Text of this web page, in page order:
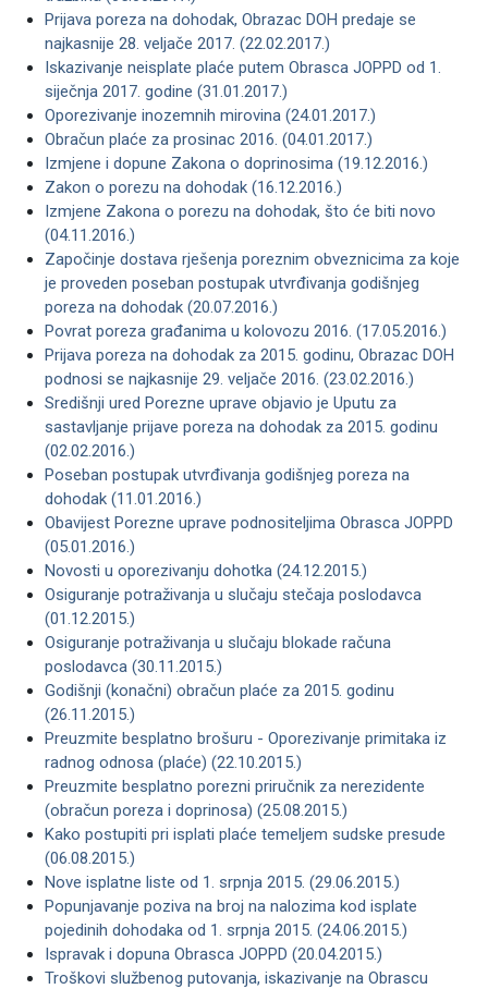
Prijava poreza na dohodak, Obrazac DOH predaje se
najkasnije 28. veljače 2017. (22.02.2017.)
Iskazivanje neisplate plaće putem Obrasca JOPPD od 1.
siječnja 2017. godine (31.01.2017.)
Oporezivanje inozemnih mirovina (24.01.2017.)
Obračun plaće za prosinac 2016. (04.01.2017.)
Izmjene i dopune Zakona o doprinosima (19.12.2016.)
Zakon o porezu na dohodak (16.12.2016.)
Izmjene Zakona o porezu na dohodak, što će biti novo
(04.11.2016.)
Započinje dostava rješenja poreznim obveznicima za koje
je proveden poseban postupak utvrđivanja godišnjeg
poreza na dohodak (20.07.2016.)
Povrat poreza građanima u kolovozu 2016. (17.05.2016.)
Prijava poreza na dohodak za 2015. godinu, Obrazac DOH
podnosi se najkasnije 29. veljače 2016. (23.02.2016.)
Središnji ured Porezne uprave objavio je Uputu za
sastavljanje prijave poreza na dohodak za 2015. godinu
(02.02.2016.)
Poseban postupak utvrđivanja godišnjeg poreza na
dohodak (11.01.2016.)
Obavijest Porezne uprave podnositeljima Obrasca JOPPD
(05.01.2016.)
Novosti u oporezivanju dohotka (24.12.2015.)
Osiguranje potraživanja u slučaju stečaja poslodavca
(01.12.2015.)
Osiguranje potraživanja u slučaju blokade računa
poslodavca (30.11.2015.)
Godišnji (konačni) obračun plaće za 2015. godinu
(26.11.2015.)
Preuzmite besplatno brošuru - Oporezivanje primitaka iz
radnog odnosa (plaće) (22.10.2015.)
Preuzmite besplatno porezni priručnik za nerezidente
(obračun poreza i doprinosa) (25.08.2015.)
Kako postupiti pri isplati plaće temeljem sudske presude
(06.08.2015.)
Nove isplatne liste od 1. srpnja 2015. (29.06.2015.)
Popunjavanje poziva na broj na nalozima kod isplate
pojedinih dohodaka od 1. srpnja 2015. (24.06.2015.)
Ispravak i dopuna Obrasca JOPPD (20.04.2015.)
Troškovi službenog putovanja, iskazivanje na Obrascu